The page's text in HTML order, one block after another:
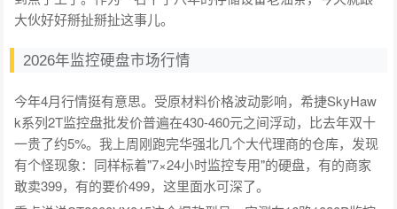
大伙好好掰扯掰扯这事儿。
2026年监控硬盘市场行情
今年4月行情挺有意思。受原材料价格波动影响，希捷SkyHaw
k系列2T监控盘批发价普遍在430-460元之间浮动，比去年双十
一贵了约5%。我上周刚跑完华强北几个大代理商的仓库，发现
有个怪现象：同样标着"7×24小时监控专用"的硬盘，有的商家
敢卖399，有的要价499，这里面水可深了。